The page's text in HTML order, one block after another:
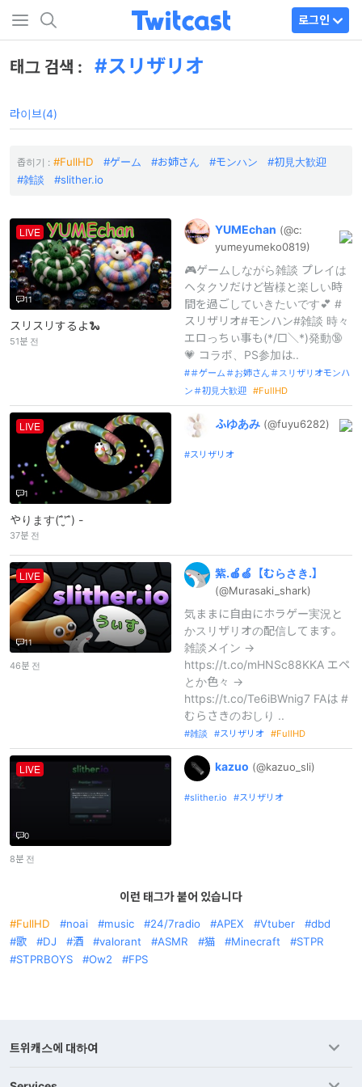
로그인
태그 검색 : スリザリオ
라이브(4)
좁히기 : FullHD ゲーム お姉さん モンハン
初見大歓迎
雑談
slither.io
LIVE
11
スリスリするよ🐍
51분 전
YUMEchan (@c:
yumeyumeko0819)
🎮️ゲームしながら雑談 プレイは
ヘタクソだけど皆様と楽しい時
間を過ごしていきたいです💕 #
スリザリオ#モンハン#雑談 時々
エロっちぃ事も(*/□＼*)発動🔞
💗 コラボ、PS参加は..
＃ゲーム＃お姉さん＃スリザリオモンハ
ン＃初見大歓迎
FullHD
LIVE
1
やります(ˆ̑‵̮ˆ̑) -
37분 전
ふゆあみ (@fuyu6282)
スリザリオ
LIVE
11
46분 전
紫.🍎🍏【むらさき.】
(@Murasaki_ shark)
気ままに自由にホラゲー実況と
かスリザリオの配信してます。
雑談メイン →
https://t.co/mHNSc88KKA エペ
とか色々 →
https://t.co/Te6iBWnig7 FAは #
むらさきのおしり ..
雑談 スリザリオ FullHD
LIVE
0
8분 전
kazuo (@kazuo_ sli)
slither.io スリザリオ
이런 태그가 붙어 있습니다
FullHD noai music 24/7radio APEX Vtuber
dbd
歌
DJ 酒 valorant ASMR 猫 Minecraft
STPR
STPRBOYS
Ow2 FPS
트위캐스에 대하여